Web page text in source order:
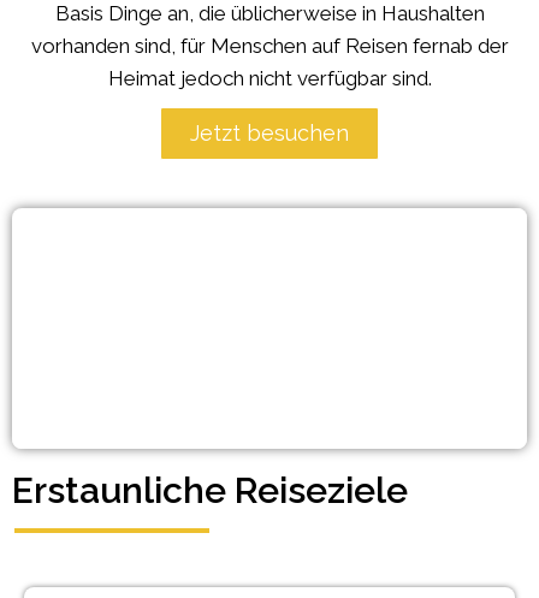
Basis Dinge an, die üblicherweise in Haushalten
vorhanden sind, für Menschen auf Reisen fernab der
Heimat jedoch nicht verfügbar sind.
Jetzt besuchen
Erstaunliche Reiseziele